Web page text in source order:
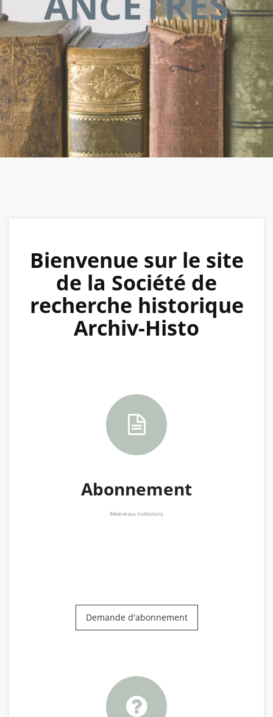
Bienvenue sur le site
de la Société de
recherche historique
Archiv-Histo
Abonnement
Réservé aux institutions
Demande d'abonnement